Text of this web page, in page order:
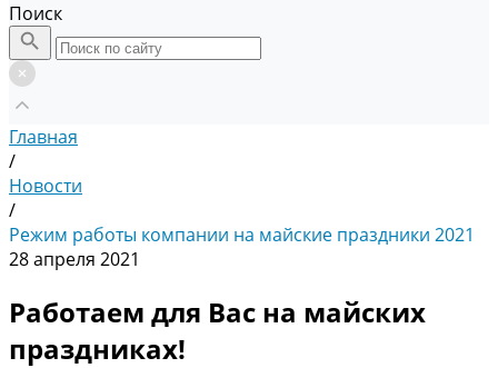
Поиск
Главная
/
Новости
/
Режим работы компании на майские праздники 2021
28 апреля 2021
Работаем для Вас на майских
праздниках!